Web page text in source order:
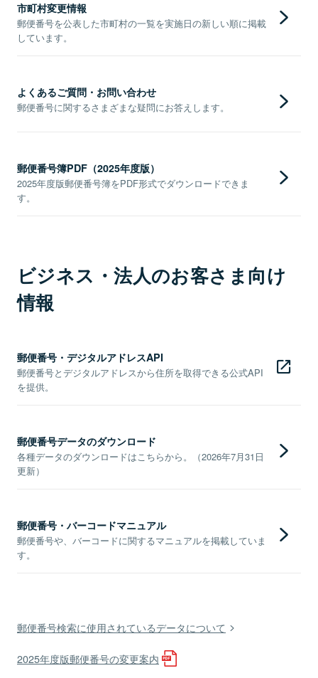
市町村変更情報
郵便番号を公表した市町村の一覧を実施日の新しい順に掲載
しています。
よくあるご質問・お問い合わせ
郵便番号に関するさまざまな疑問にお答えします。
郵便番号簿PDF（2025年度版）
2025年度版郵便番号簿をPDF形式でダウンロードできま
す。
ビジネス・法人のお客さま向け
情報
郵便番号・デジタルアドレスAPI
郵便番号とデジタルアドレスから住所を取得できる公式API
を提供。
郵便番号データのダウンロード
各種データのダウンロードはこちらから。（2026年7月31日
更新）
郵便番号・バーコードマニュアル
郵便番号や、バーコードに関するマニュアルを掲載していま
す。
郵便番号検索に使用されているデータについて
2025年度版郵便番号の変更案内